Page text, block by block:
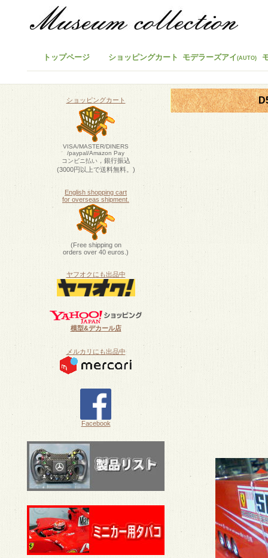
トップページ ショッピングカート モデラーズアイ(AUTO)
ショッピングカート
VISA/MASTER/DINERS
/paypal/Amazon Pay
コンビニ払い，銀行振込
(3000円以上で送料無料。)
English shopping cart
for overseas shipment.
(Free shipping on
orders over 40 euros.)
ヤフオクにも出品中
模型&デカール店
メルカリにも出品中
Facebook